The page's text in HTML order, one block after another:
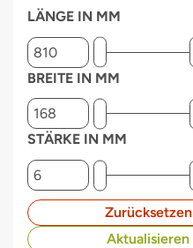
LÄNGE IN MM
BREITE IN MM
STÄRKE IN MM
Zurücksetzen
Aktualisieren